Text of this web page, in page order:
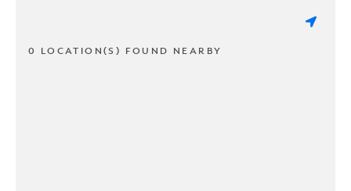
0 LOCATION(S) FOUND NEARBY